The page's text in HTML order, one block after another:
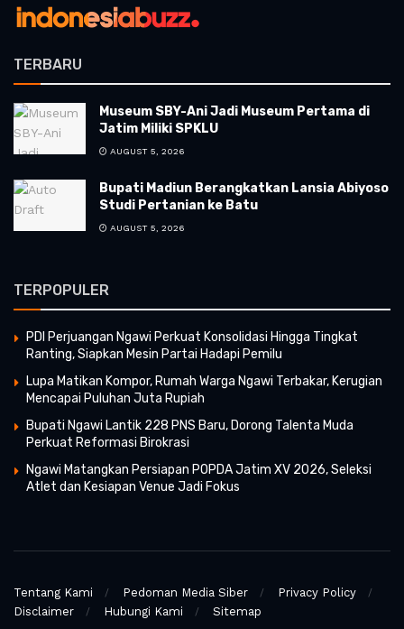
TERBARU
Museum SBY-Ani Jadi Museum Pertama di
Jatim Miliki SPKLU
AUGUST 5, 2026
Bupati Madiun Berangkatkan Lansia Abiyoso
Studi Pertanian ke Batu
AUGUST 5, 2026
TERPOPULER
PDI Perjuangan Ngawi Perkuat Konsolidasi Hingga Tingkat
Ranting, Siapkan Mesin Partai Hadapi Pemilu
Lupa Matikan Kompor, Rumah Warga Ngawi Terbakar, Kerugian
Mencapai Puluhan Juta Rupiah
Bupati Ngawi Lantik 228 PNS Baru, Dorong Talenta Muda
Perkuat Reformasi Birokrasi
Ngawi Matangkan Persiapan POPDA Jatim XV 2026, Seleksi
Atlet dan Kesiapan Venue Jadi Fokus
Tentang Kami Pedoman Media Siber
Privacy Policy
Disclaimer
Hubungi Kami Sitemap